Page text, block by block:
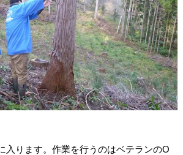
入ります。作業を行うのはベテランのO